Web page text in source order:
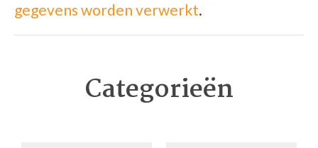
gegevens worden verwerkt.
Categorieën